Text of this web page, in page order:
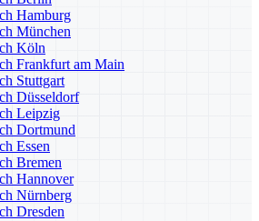
Hamburg
München
Köln
Frankfurt am Main
Stuttgart
Düsseldorf
Leipzig
Dortmund
Essen
Bremen
Hannover
Nürnberg
Dresden